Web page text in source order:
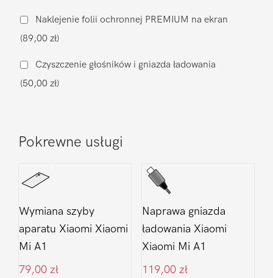
Xiaomi
Mi
A1
Naklejenie folii ochronnej PREMIUM na ekran
(89,00 zł)
Czyszczenie głośników i gniazda ładowania
(50,00 zł)
Pokrewne usługi
Wymiana szyby
aparatu Xiaomi Xiaomi
Mi A1
79,00 zł
Naprawa gniazda
ładowania Xiaomi
Xiaomi Mi A1
119,00 zł